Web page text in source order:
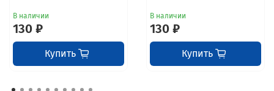
В наличии
130 ₽
Купить
В наличии
130 ₽
Купить